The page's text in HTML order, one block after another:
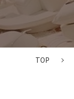
TOP